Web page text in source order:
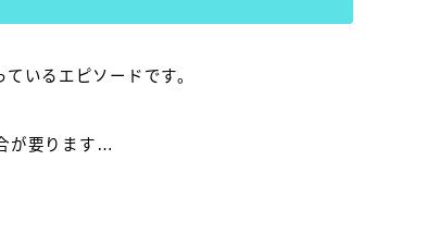
ているエピソードです。
が要ります…